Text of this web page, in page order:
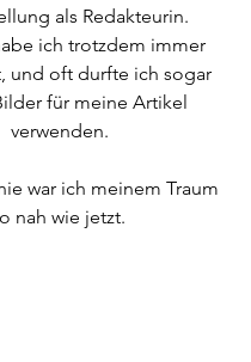
als Redakteurin.
ich trotzdem immer
und oft durfte ich sogar
für meine Artikel
verwenden.
war ich meinem Traum
nah wie jetzt.